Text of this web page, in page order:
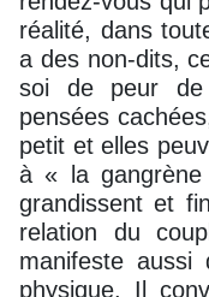
réalité, dans
a des non-dits,
soi de peur de
pensées
petit et elles
à « la gangrène
grandissent et
relation du
manifeste aussi
physique. Il